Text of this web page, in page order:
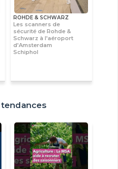
ROHDE & SCHWARZ
Les scanners de
sécurité de Rohde &
Schwarz à l'aéroport
d'Amsterdam
Schiphol